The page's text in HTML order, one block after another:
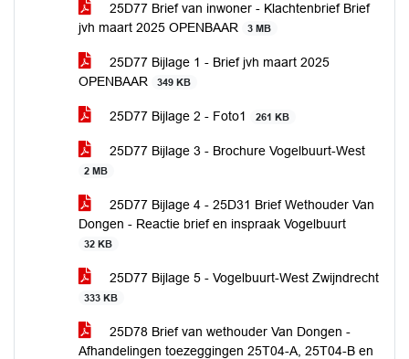
25D77 Brief van inwoner - Klachtenbrief Brief
jvh maart 2025 OPENBAAR
3 MB
25D77 Bijlage 1 - Brief jvh maart 2025
OPENBAAR
349 KB
25D77 Bijlage 2 - Foto1 261 KB
25D77 Bijlage 3 - Brochure Vogelbuurt-West
2 MB
25D77 Bijlage 4 - 25D31 Brief Wethouder Van
Dongen - Reactie brief en inspraak Vogelbuurt
32 KB
25D77 Bijlage 5 - Vogelbuurt-West Zwijndrecht
333 KB
25D78 Brief van wethouder Van Dongen -
Afhandelingen toezeggingen 25T04-A, 25T04-B en